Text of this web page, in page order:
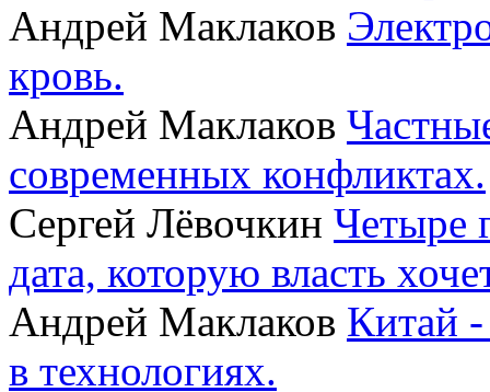
Андрей Маклаков
кровь.
Андрей Маклаков
современных конфликтах.
Сергей Лёвочкин Четыре
дата, которую власть
Андрей Маклаков Китай
в технологиях.